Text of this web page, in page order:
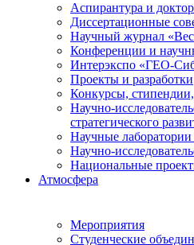
Аспирантура и
Диссертационные
Научный журнал
Конференции и
Интерэкспо «ГЕО-
Проекты и разработки
Конкурсы,
Научно-
стратегического
Научные
Научно-
Национальные
Атмосфера
Мероприятия
Студенческие